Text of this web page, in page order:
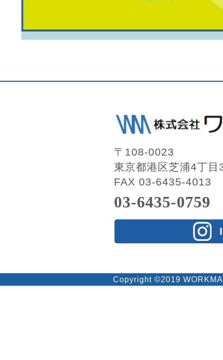
〒108-0023
東京都港区芝浦4丁
FAX 03-6435-4013
03-6435-0759
Copyright ©2019